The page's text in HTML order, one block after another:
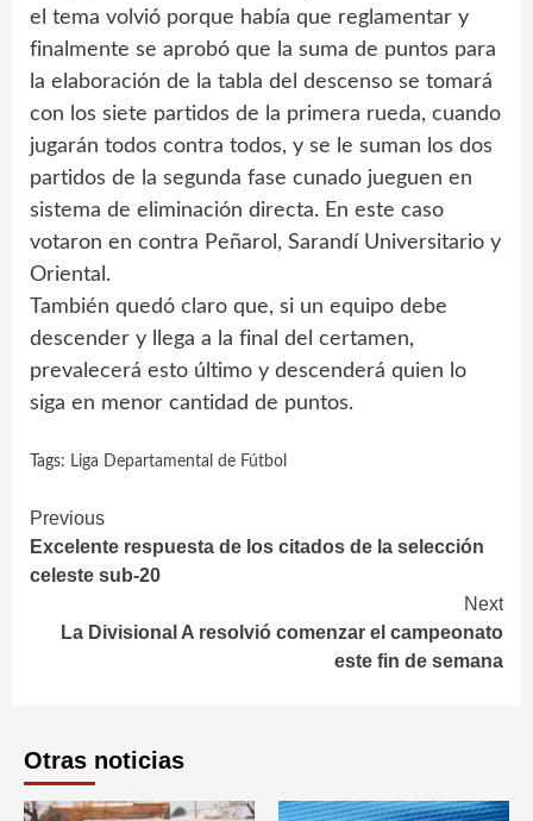
el tema volvió porque había que reglamentar y
finalmente se aprobó que la suma de puntos para
la elaboración de la tabla del descenso se tomará
con los siete partidos de la primera rueda, cuando
jugarán todos contra todos, y se le suman los dos
partidos de la segunda fase cunado jueguen en
sistema de eliminación directa. En este caso
votaron en contra Peñarol, Sarandí Universitario y
Oriental.
También quedó claro que, si un equipo debe
descender y llega a la final del certamen,
prevalecerá esto último y descenderá quien lo
siga en menor cantidad de puntos.
Tags: Liga Departamental de Fútbol
Continue
Reading
Previous
Excelente respuesta de los citados de la selección
celeste sub-20
Next
La Divisional A resolvió comenzar el campeonato
este fin de semana
Otras noticias